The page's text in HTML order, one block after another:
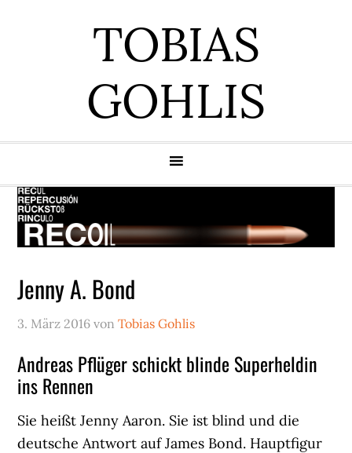
TOBIAS
GOHLIS
Jenny A. Bond
3. März 2016 vonTobias Gohlis
Andreas Pflüger schickt blinde Superheldin
ins Rennen
Sie heißt Jenny Aaron. Sie ist blind und die
deutsche Antwort auf James Bond. Hauptfigur